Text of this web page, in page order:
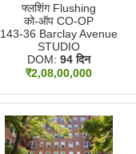
फ्लशिंग Flushing
को-ऑप CO-OP
143-36 Barclay Avenue
STUDIO
DOM: 94 दिन
₹2,08,00,000